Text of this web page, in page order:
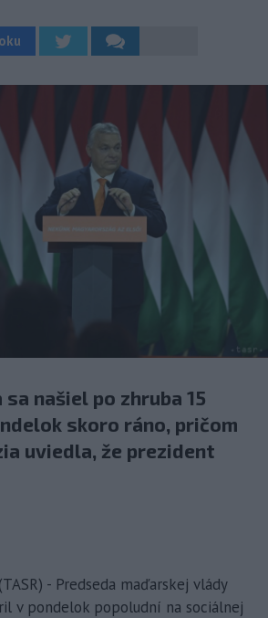
našiel po zhruba 15
skoro ráno, pričom
uviedla, že prezident
- Predseda maďarskej vlády
v pondelok popoludní na sociálnej